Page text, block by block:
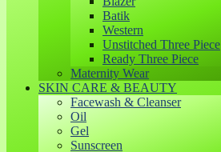
Batik
Western
Unstitched Three Piece
Ready Three Piece
Maternity Wear
SKIN CARE & BEAUTY
Facewash & Cleanser
Oil
Gel
Sunscreen